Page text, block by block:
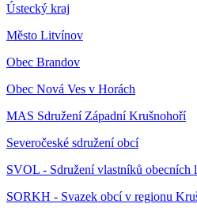
Ústecký kraj
Město Litvínov
Obec Brandov
Obec Nová Ves v Horách
MAS Sdružení Západní Krušnohoří
Severočeské sdružení obcí
SVOL - Sdružení vlastníků obecních
SORKH - Svazek obcí v regionu